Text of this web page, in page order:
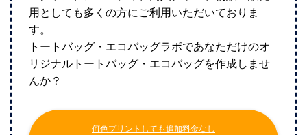
用としても多くの方にご利用いただいておりま
す。
トートバッグ・エコバッグラボであなただけのオ
リジナルトートバッグ・エコバッグを作成しませ
んか？
何色プリントしても追加料金なし